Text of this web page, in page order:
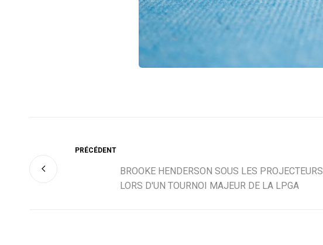
PRÉCÉDENT
BROOKE HENDERSON SOUS LES PROJECTEURS
LORS D'UN TOURNOI MAJEUR DE LA LPGA